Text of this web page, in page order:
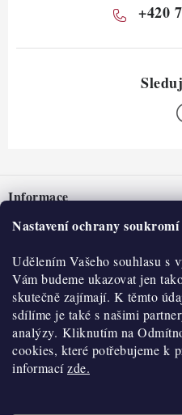
Nastavení ochrany
Udělením Vašeho souhlasu s
Vám budeme ukazovat jen
skutečně zajímají. K těmto
sdílíme je také s našimi
analýzy. Kliknutím na
cookies, které potřebujeme k
informacízde.
+420
pInformace
Nepřevzetí zásilky na dobírku
Obchodní podmínky
Hodnocení obchodu
Blog
Moje objednávka
O nás
Historie
Kontakty
O nákupu
Reklamace a vratky
Výdejní místa